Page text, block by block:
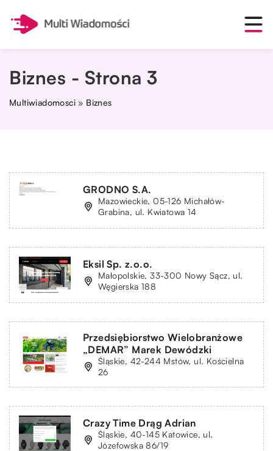
Biznes - Strona 3
Multiwiadomosci » Biznes
GRODNO S.A.
Mazowieckie, 05-126 Michałów-
Grabina, ul. Kwiatowa 14
Eksil Sp. z.o.o.
Małopolskie, 33-300 Nowy Sącz, ul.
Węgierska 188
Przedsiębiorstwo Wielobranżowe
„DEMAR” Marek Dewódzki
Śląskie, 42-244 Mstów, ul. Kościelna
26
Crazy Time Drąg Adrian
Śląskie, 40-145 Katowice, ul.
Józefowska 86/19